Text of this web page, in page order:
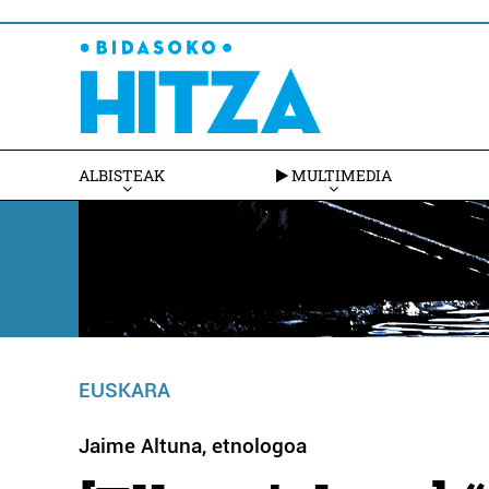
ALBISTEAK MULTIMEDIA
EUSKARA
Jaime Altuna, etnologoa